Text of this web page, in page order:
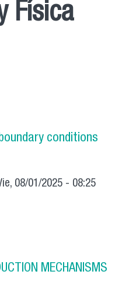
Física
conditions
08/01/2025 - 08:25
of AdS3 boundary
hierarchy
MECHANISMS